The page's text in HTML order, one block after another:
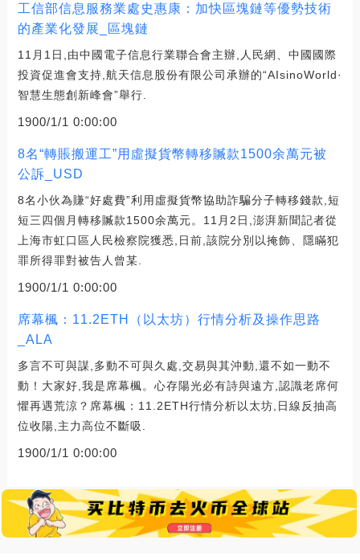
工信部信息服務業處史惠康：加快區塊鏈等優勢技術
的產業化發展_區塊鏈
11月1日,由中國電子信息行業聯合會主辦,人民網、中國國際
投資促進會支持,航天信息股份有限公司承辦的“AIsinoWorld·
智慧生態創新峰會”舉行.
1900/1/1 0:00:00
8名“轉賬搬運工”用虛擬貨幣轉移贓款1500余萬元被
公訴_USD
8名小伙為賺“好處費”利用虛擬貨幣協助詐騙分子轉移錢款,短
短三四個月轉移贓款1500余萬元。11月2日,澎湃新聞記者從
上海市虹口區人民檢察院獲悉,日前,該院分別以掩飾、隱瞞犯
罪所得罪對被告人曾某.
1900/1/1 0:00:00
席幕楓：11.2ETH（以太坊）行情分析及操作思路
_ALA
多言不可與謀,多動不可與久處,交易與其沖動,還不如一動不
動！大家好,我是席幕楓。心存陽光必有詩與遠方,認識老席何
懼再遇荒涼？席幕楓：11.2ETH行情分析以太坊,日線反抽高
位收陽,主力高位不斷吸.
1900/1/1 0:00:00